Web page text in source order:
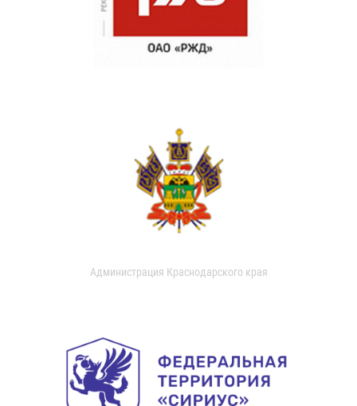
Администрация Краснодарского края